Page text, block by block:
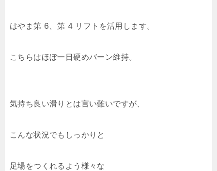
はやま第 6、第 4 リフトを活用します。
こちらはほぼ一日硬めバーン維持。
気持ち良い滑りとは言い難いですが、
こんな状況でもしっかりと
足場をつくれるよう様々な